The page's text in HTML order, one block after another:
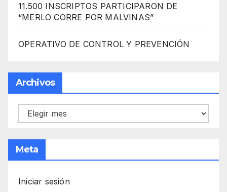
11.500 INSCRIPTOS PARTICIPARON DE
“MERLO CORRE POR MALVINAS”
OPERATIVO DE CONTROL Y PREVENCIÓN
Archivos
Archivos
Meta
Iniciar sesión